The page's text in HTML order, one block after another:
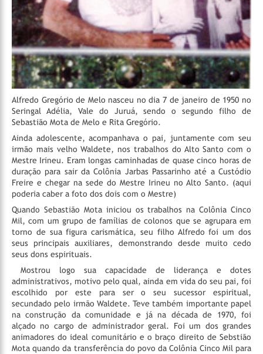
Alfredo Gregório de Melo nasceu no dia 7 de janeiro de 1950 no
Seringal Adélia, Vale do Juruá, sendo o segundo filho de
Sebastião Mota de Melo e Rita Gregório.
Ainda adolescente, acompanhava o pai, juntamente com seu
irmão mais velho Waldete, nos trabalhos do Alto Santo com o
Mestre Irineu. Eram longas caminhadas de quase cinco horas de
duração para sair da Colônia Jarbas Passarinho até a Custódio
Freire e chegar na sede do Mestre Irineu no Alto Santo. (aqui
poderia caber a foto dos dois com o Mestre)
Quando Sebastião Mota iniciou os trabalhos na Colônia Cinco
Mil, com um grupo de famílias de colonos que se agrupara em
torno de sua figura carismática, seu filho Alfredo foi um dos
seus principais auxiliares, demonstrando desde muito cedo
seus dons espirituais.
Mostrou logo sua capacidade de liderança e dotes
administrativos, motivo pelo qual, ainda em vida do seu pai, foi
escolhido por este para ser o seu sucessor espiritual,
secundado pelo irmão Waldete. Teve também importante papel
na construção da comunidade e já na década de 1970, foi
alçado no cargo de administrador geral. Foi um dos grandes
animadores do ideal comunitário e o braço direito de Sebstião
Mota quando da transferência do povo da Colônia Cinco Mil para